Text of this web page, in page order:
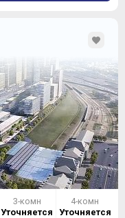
3-комн
Уточняется
4-комн
Уточняется